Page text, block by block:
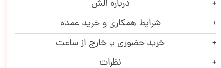
درباره آلش
شرایط همکاری و خرید عمده
خرید حضوری یا خارج از ساعت
نظرات